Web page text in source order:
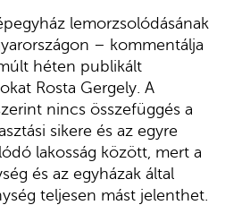
lemorzsolódásának
– kommentálja
héten publikált
Rosta Gergely. A
nincs összefüggés a
sikere és az egyre
lakosság között, mert a
és az egyházak által
teljesen mást jelenthet.